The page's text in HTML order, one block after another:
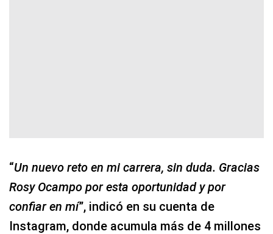
“Un nuevo reto en mi carrera, sin duda. Gracias
Rosy Ocampo por esta oportunidad y por
confiar en mí”, indicó en su cuenta de
Instagram, donde acumula más de 4 millones